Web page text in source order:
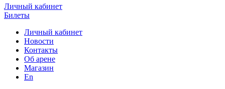
Личный кабинет
Билеты
Личный кабинет
Новости
Контакты
Об арене
Магазин
En